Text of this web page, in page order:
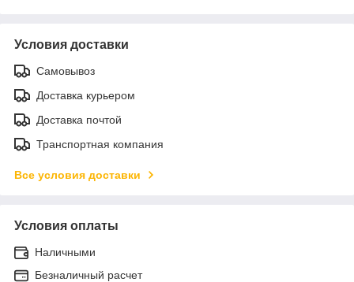
Условия доставки
Самовывоз
Доставка курьером
Доставка почтой
Транспортная компания
Все условия доставки
Условия оплаты
Наличными
Безналичный расчет